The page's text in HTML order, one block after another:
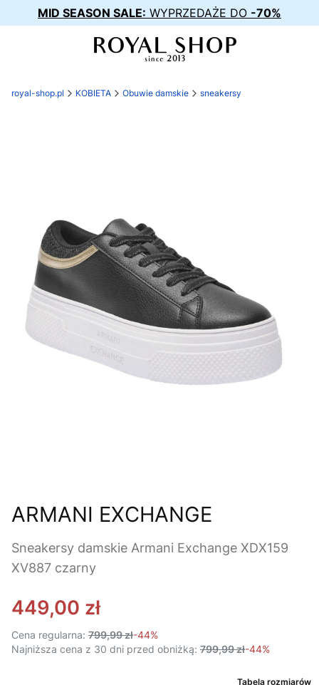
MID SEASON SALE: WYPRZEDAŻE DO -70%
royal-shop.pl KOBIETA Obuwie damskie sneakersy
ARMANI EXCHANGE
Sneakersy damskie Armani Exchange XDX159
XV887 czarny
449,00 zł
Cena regularna: 799,99 zł-44%
Najniższa cena z 30 dni przed obniżką: 799,99 zł-44%
Tabela rozmiarów